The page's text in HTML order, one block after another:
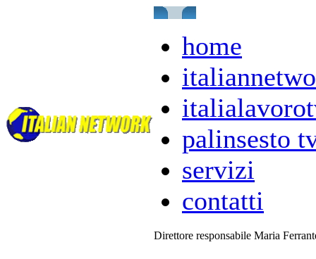
home
palinsesto
servizi
contatti
Direttore responsabile Maria